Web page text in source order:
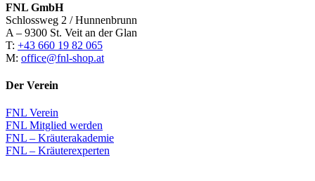
FNL GmbH
Schlossweg 2 / Hunnenbrunn
A – 9300 St. Veit an der Glan
T: +43 660 19 82 065
M: office@fnl-shop.at
Der Verein
FNL Verein
FNL Mitglied werden
FNL – Kräuterakademie
FNL – Kräuterexperten